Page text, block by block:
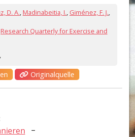
D. A., Madinabeitia, I., Giménez, F. J.,
Research Quarterly for Exercise and
Originalquelle